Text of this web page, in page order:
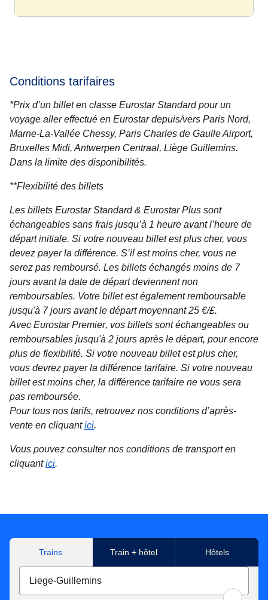
Conditions tarifaires
*Prix d’un billet en classe Eurostar Standard pour un
voyage aller effectué en Eurostar depuis/vers Paris Nord,
Marne-La-Vallée Chessy, Paris Charles de Gaulle Airport,
Bruxelles Midi, Antwerpen Centraal, Liège Guillemins.
Dans la limite des disponibilités.
**Flexibilité des billets
Les billets Eurostar Standard & Eurostar Plus sont
échangeables sans frais jusqu’à 1 heure avant l’heure de
départ initiale. Si votre nouveau billet est plus cher, vous
devez payer la différence. S’il est moins cher, vous ne
serez pas remboursé. Les billets échangés moins de 7
jours avant la date de départ deviennent non
remboursables. Votre billet est également remboursable
jusqu'à 7 jours avant le départ moyennant 25 €/£.
Avec Eurostar Premier, vos billets sont échangeables ou
remboursables jusqu'à 2 jours après le départ, pour encore
plus de flexibilité. Si votre nouveau billet est plus cher,
vous devrez payer la différence tarifaire. Si votre nouveau
billet est moins cher, la différence tarifaire ne vous sera
pas remboursée.
Pour tous nos tarifs, retrouvez nos conditions d’après-
vente en cliquantici.
Vous pouvez consulter nos conditions de transport en
cliquantici.
Trains Train + hôtel Hôtels